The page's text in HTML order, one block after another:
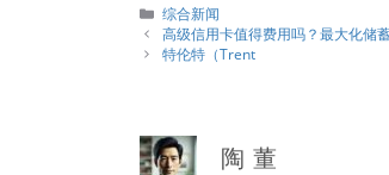
分
類
综合新闻
高级信用卡值得费用吗？最大化储
特伦特（Trent
陶 董